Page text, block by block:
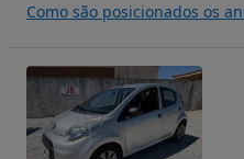
Como são posicionados os